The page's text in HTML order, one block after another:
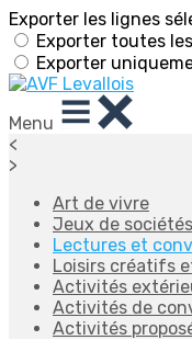
Exporter les lignes
Exporter toutes
Exporter
Menu
<
>
Art de vivre
Jeux de sociétés
Lectures et
Loisirs créatifs
Activités
Activités de
Activités